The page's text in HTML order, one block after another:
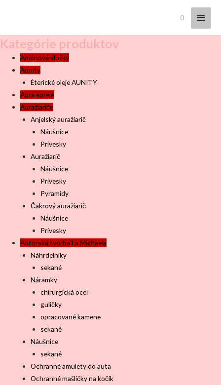
Menu
0
Kategórie produktov
Aniónové vložky
Aunity
Éterické oleje AUNITY
Aura spreje
Auražiariče
Anjelský auražiarič
Náušnice
Prívesky
Auražiarič
Náušnice
Prívesky
Pyramídy
Čakrový auražiarič
Náušnice
Prívesky
Autorská tvorba La Michaela
Náhrdelníky
sekané
Náramky
chirurgická oceľ
guličky
opracované kamene
sekané
Náušnice
sekané
Ochranné amulety do auta
Ochranné mašličky na kočík